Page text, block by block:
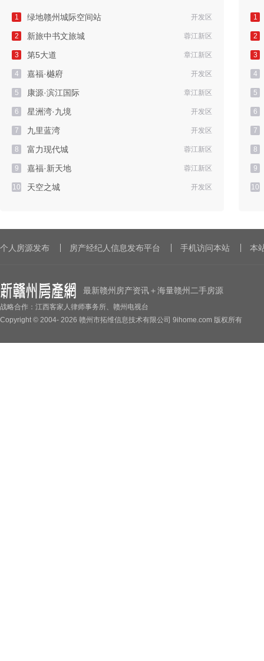
1 绿地赣州城际空间站 开发区
2 新旅中书文旅城 蓉江新区
3 第5大道 章江新区
4 嘉福·樾府 开发区
5 康源·滨江国际 章江新区
6 星洲湾·九境 开发区
7 九里蓝湾 开发区
8 富力现代城 蓉江新区
9 嘉福·新天地 蓉江新区
10 天空之城 开发区
1
2
3
4
5
6
7
8
9
10
个人房源发布 房产经纪人信息发布平台 手机访问本站 本
最新赣州房产资讯＋海量赣州二手房源
战略合作：江西客家人律师事务所、赣州电视台
Copyright © 2004- 2026 赣州市拓维信息技术有限公司 9ihome.com 版权所有